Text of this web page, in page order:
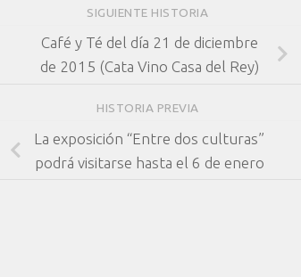
SIGUIENTE HISTORIA
Café y Té del día 21 de diciembre
de 2015 (Cata Vino Casa del Rey)
HISTORIA PREVIA
La exposición “Entre dos culturas”
podrá visitarse hasta el 6 de enero